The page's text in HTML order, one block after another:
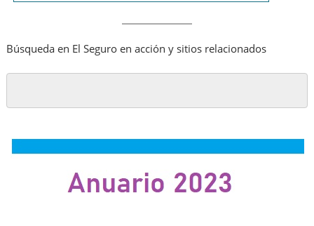
Búsqueda en El Seguro en acción y sitios relacionados